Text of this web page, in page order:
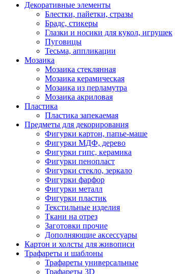
Декоративные элементы
Блестки, пайетки, стразы
Брадс, стикеры
Глазки и носики для кукол, игрушек
Пуговицы
Тесьма, аппликации
Мозаика
Мозаика стеклянная
Мозаика керамическая
Мозаика из перламутра
Мозаика акриловая
Пластика
Пластика запекаемая
Предметы для декорирования
Фигурки картон, папье-маше
Фигурки МДФ, дерево
Фигурки гипс, керамика
Фигурки пенопласт
Фигурки стекло, зеркало
Фигурки фарфор
Фигурки металл
Фигурки пластик
Текстильные изделия
Ткани на отрез
Заготовки прочие
Дополняющие аксессуары
Картон и холсты для живописи
Трафареты и шаблоны
Трафареты универсальные
Трафареты 3D